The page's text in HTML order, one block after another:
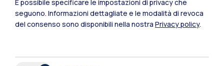
Mantova
È possibile specificare le impostazioni di privacy che
seguono. Informazioni dettagliate e le modalità di revoca
del consenso sono disponibili nella nostra Privacy policy.